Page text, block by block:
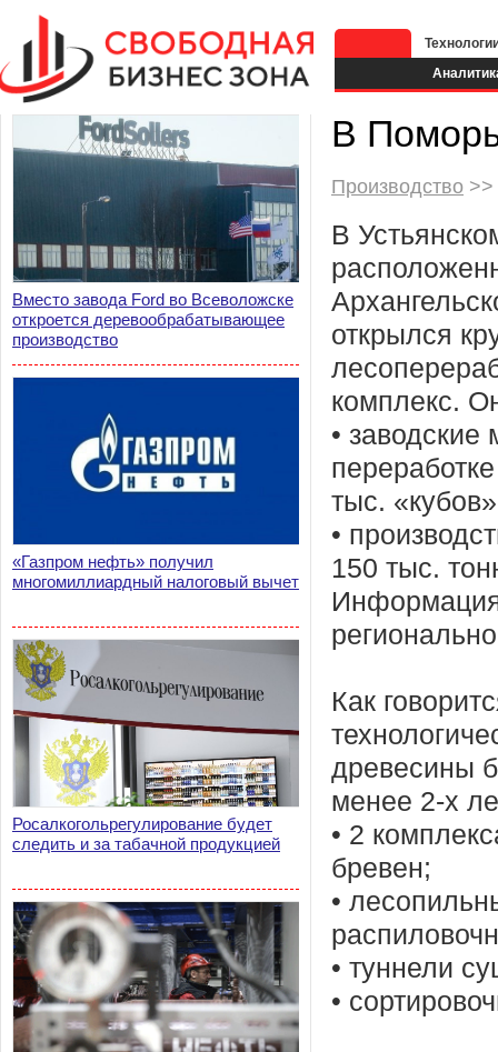
Вместо завода Ford во Всеволожске
откроется деревообрабатывающее
производство
«Газпром нефть» получил
многомиллиардный налоговый вычет
Росалкогольрегулирование будет
следить и за табачной продукцией
В
Производство >>
В
открылся
комплекс.
•
тыс.
•
150 тыс.
Как
древесины
менее 2-х
• 2
бревен;
•
• туннели
•